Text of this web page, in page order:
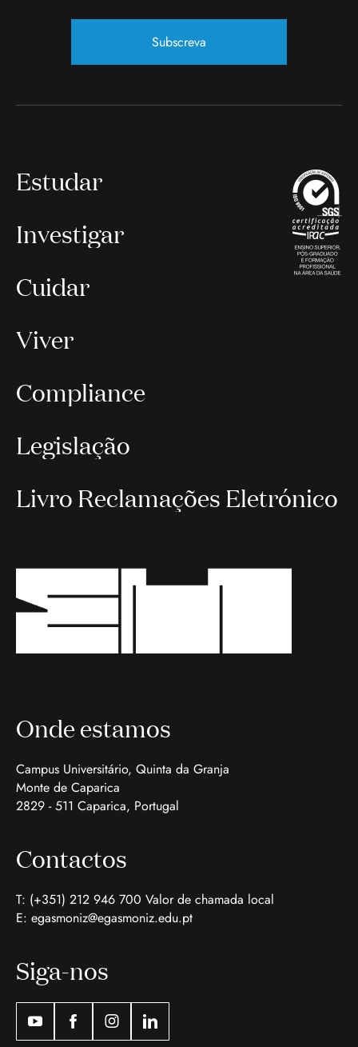
Subscreva
Estudar
Investigar
Cuidar
Viver
Compliance
Legislação
Livro Reclamações Eletrónico
Onde estamos
Campus Universitário, Quinta da Granja
Monte de Caparica
2829 - 511 Caparica, Portugal
Contactos
T: (+351) 212 946 700 Valor de chamada local
E: egasmoniz@egasmoniz.edu.pt
Siga-nos